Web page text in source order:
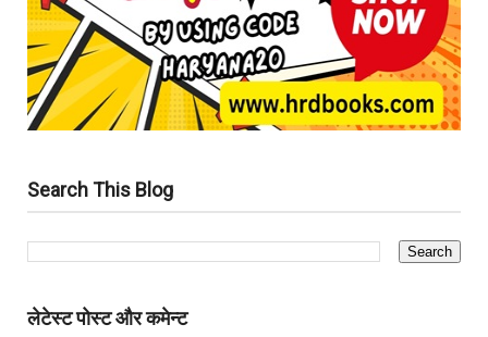
Search This Blog
लेटेस्ट पोस्ट और कमेन्ट